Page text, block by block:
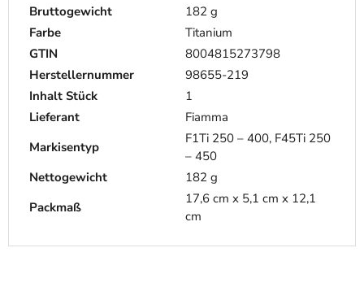
Bruttogewicht
182 g
Farbe
Titanium
GTIN
8004815273798
Herstellernummer
98655-219
Inhalt Stück
1
Lieferant
Fiamma
Markisentyp
F1Ti 250 – 400, F45Ti 250
– 450
Nettogewicht
182 g
Packmaß
17,6 cm x 5,1 cm x 12,1
cm